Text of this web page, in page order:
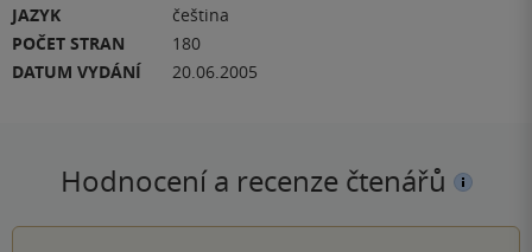
JAZYK
čeština
POČET STRAN
180
DATUM VYDÁNÍ
20.06.2005
Hodnocení a recenze čtenářů